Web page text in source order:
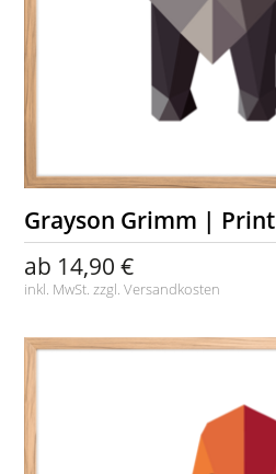
Grayson Grimm | Print
ab 14,90 €
inkl. MwSt. zzgl.Versandkosten